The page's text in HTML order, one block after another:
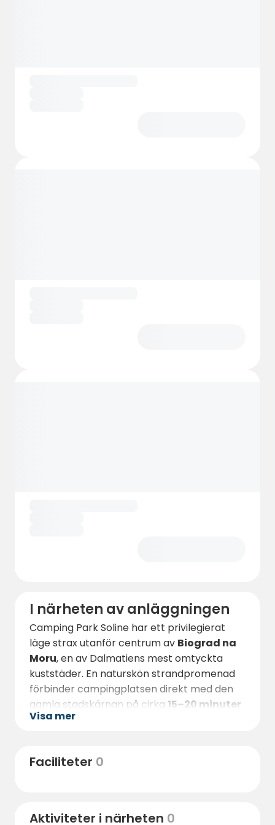
I närheten av anläggningen
Camping Park Soline har ett privilegierat
läge strax utanför centrum av Biograd na
Moru, en av Dalmatiens mest omtyckta
kuststäder. En naturskön strandpromenad
förbinder campingplatsen direkt med den
gamla stadskärnan på cirka 15–20 minuter
till fots (1–1,5 km)
kaféer, cocktailbarer, glassbarer, bagerier
minuter med bil, erbjuder båtutflykter,
Visa mer
Faciliteter 0
Aktiviteter i närheten 0